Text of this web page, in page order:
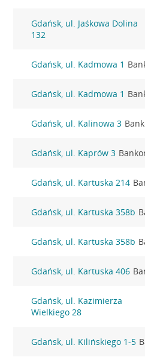
Gdańsk, ul. Jaśkowa Dolina
132
Gdańsk, ul. Kadmowa 1
Gdańsk, ul. Kadmowa 1
Gdańsk, ul. Kalinowa 3
Gdańsk, ul. Kaprów 3
Gdańsk, ul. Kartuska 214
Gdańsk, ul. Kartuska 358b
Gdańsk, ul. Kartuska 358b
Gdańsk, ul. Kartuska 406
Gdańsk, ul. Kazimierza
Wielkiego 28
Gdańsk, ul. Kilińskiego 1-5